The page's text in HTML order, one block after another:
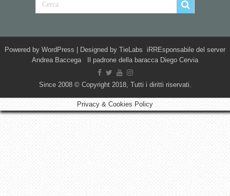
Powered by WordPress | Designed by TieLabs iRREsponsabile del server
Andrea Baccega Il padrone della baracca Diego Cervia
Since 2008 © Copyright 2018, Tutti i diritti riservati.
Privacy & Cookies Policy